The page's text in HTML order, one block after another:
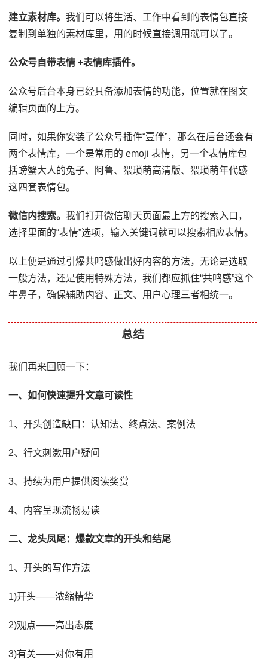
建立素材库。我们可以将生活、工作中看到的表情包直接
复制到单独的素材库里，用的时候直接调用就可以了。
公众号自带表情 +表情库插件。
公众号后台本身已经具备添加表情的功能，位置就在图文
编辑页面的上方。
同时，如果你安装了公众号插件“壹伴”，那么在后台还会有
两个表情库，一个是常用的 emoji 表情，另一个表情库包
括螃蟹大人的兔子、阿鲁、猥琐萌高清版、猥琐萌年代感
这四套表情包。
微信内搜索。我们打开微信聊天页面最上方的搜索入口，
选择里面的“表情”选项，输入关键词就可以搜索相应表情。
以上便是通过引爆共鸣感做出好内容的方法，无论是选取
一般方法，还是使用特殊方法，我们都应抓住“共鸣感”这个
牛鼻子，确保辅助内容、正文、用户心理三者相统一。
总结
我们再来回顾一下：
一、如何快速提升文章可读性
1、开头创造缺口：认知法、终点法、案例法
2、行文刺激用户疑问
3、持续为用户提供阅读奖赏
4、内容呈现流畅易读
二、龙头凤尾：爆款文章的开头和结尾
1、开头的写作方法
1)开头——浓缩精华
2)观点——亮出态度
3)有关——对你有用